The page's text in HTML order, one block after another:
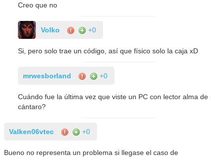
Creo que no
Volko +0
Si, pero solo trae un código, así que físico solo la caja xD
mrwesborland +0
Cuándo fue la última vez que viste un PC con lector alma de
cántaro?
Valken06vtec +0
Bueno no representa un problema si llegase el caso de